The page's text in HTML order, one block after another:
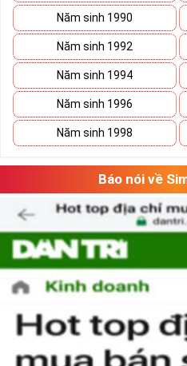
Năm sinh 1990
Năm sinh 1992
Năm sinh 1994
Năm sinh 1996
Năm sinh 1998
Báo nói về